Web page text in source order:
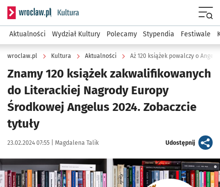
Serwis informacyjny wroclaw.pl podserwis: Kultura
Aktualności Wydział Kultury Polecamy Stypendia Festiwale
wroclaw.pl Kultura Aktualności Aż 120 książek powalczy o
Znamy 120 książek zakwalifikowanych
do Literackiej Nagrody Europy
Środkowej Angelus 2024. Zobaczcie
tytuły
Data publikacji:
23.02.2024 07:55 | Autor:
Magdalena Talik Udostępnijartykuł
Kliknij, aby powiększyć